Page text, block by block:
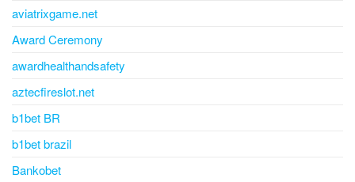
aviatrixgame.net
Award Ceremony
awardhealthandsafety
aztecfireslot.net
b1bet BR
b1bet brazil
Bankobet